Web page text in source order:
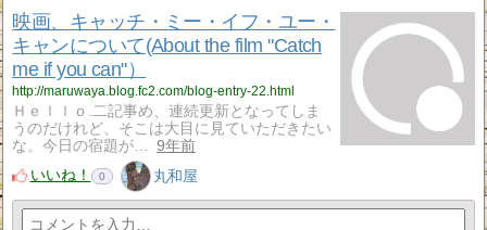
映画、キャッチ・ミー・イフ・ユー・
キャンについて(About the film "Catch
me if you can"）
http://maruwaya.blog.fc2.com/blog-entry-22.html
Ｈｅｌｌｏ.二記事め、連続更新となってしま
うのだけれど、そこは大目に見ていただきたい
な。今日の宿題が…
9年前
いいね！
0 丸和屋